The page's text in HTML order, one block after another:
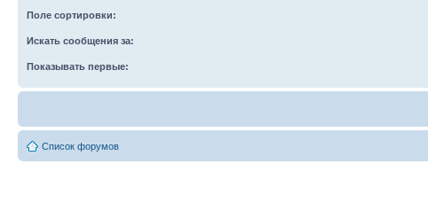
Поле сортировки:
Искать сообщения за:
Показывать первые:
Список форумов